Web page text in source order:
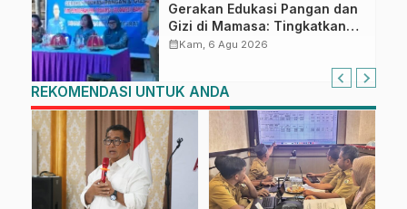
Gerakan Edukasi Pangan dan
Gizi di Mamasa: Tingkatkan
Pengetahuan dan
calendar_monthKam, 6 Agu 2026
REKOMENDASI UNTUK ANDA